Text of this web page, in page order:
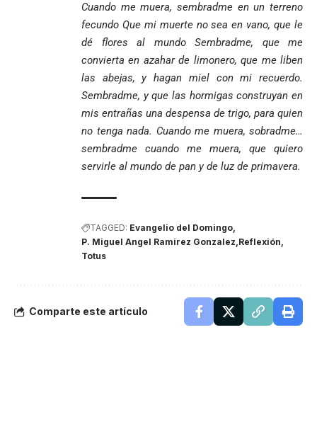
Cuando me muera, sembradme en un terreno
fecundo Que mi muerte no sea en vano, que le
dé flores al mundo Sembradme,
que me
convierta en azahar de limonero, que me liben
las abejas, y hagan miel con mi recuerdo.
Sembradme, y que las hormigas construyan en
mis entrañas una despensa de trigo, para quien
no tenga nada. Cuando me muera, sobradme…
sembradme cuando me muera, que quiero
servirle al mundo de pan y de luz de primavera.
TAGGED: Evangelio del Domingo
P. Miguel Angel Ramirez Gonzalez Reflexión
Totus
Comparte este artículo